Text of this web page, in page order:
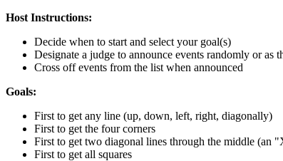
Host Instructions:
Decide when to start and select your goal(s)
Designate a judge to announce events randomly or as
Cross off events from the list when announced
Goals:
First to get any line (up, down, left, right, diagonally)
First to get the four corners
First to get two diagonal lines through the middle (an
First to get all squares